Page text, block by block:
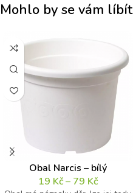
Mohlo by se vám líbít
Obal Narcis – bílý
19 Kč– 79 Kč